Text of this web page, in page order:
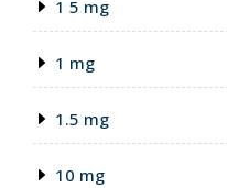
1 5 mg
1 mg
1.5 mg
10 mg